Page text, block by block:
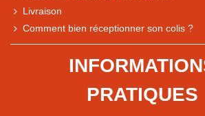
Comparaison des performances du
Express, Chez vous,
Livraison
Comment bien réceptionner son colis ?
PRATIQUES